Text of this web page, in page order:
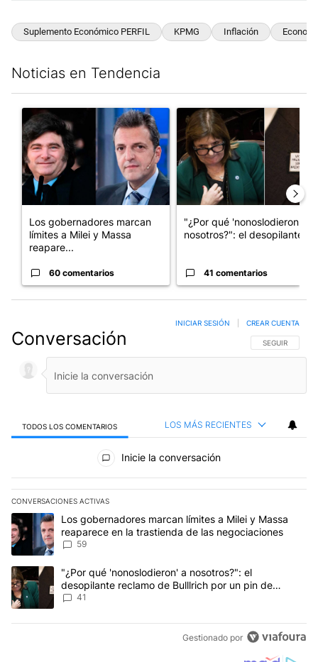
Suplemento Económico PERFIL KPMG Inflación
Noticias en Tendencia
Un artículo de tendencia con el título "Los gobernadores
Los gobernadores marcan
límites a Milei y Massa
reapare...
60 comentarios
Un artículo de tendencia con
"¿Por qué 'nonoslodieron' a
nosotros?": el desopilante ...
41 comentarios
Conversación SIGA ESTA
SEGUIR
INICIAR SESIÓN CREAR CUENTA
TODOS LOS COMENTARIOS LOS MÁS RECIENTES
Todos los comentarios
Inicie la conversación
CONVERSACIONES ACTIVAS
Este listado muestra los artículos con más comentarios en los
Un artículo de tendencia con el título "Los gobernadores
Los gobernadores marcan límites a Milei y Massa
reaparece en la trastienda de las negociaciones
59
Un artículo de tendencia con el título ""¿Por qué 'nonoslodieron'
"¿Por qué 'nonoslodieron' a nosotros?": el
desopilante reclamo de Bulllrich por un pin de
Malvinas
41
Gestionado por